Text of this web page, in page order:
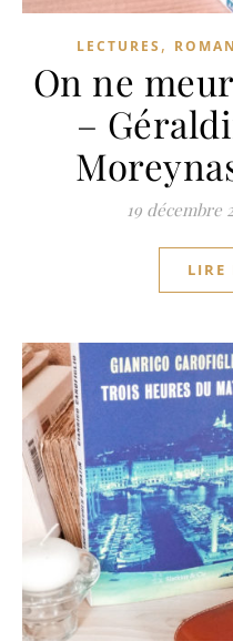
LECTURES ,
On ne
–
19 décembre
LIRE